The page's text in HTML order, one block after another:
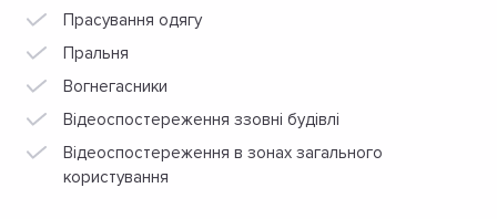
Прасування одягу
Пральня
Вогнегасники
Відеоспостереження ззовні будівлі
Відеоспостереження в зонах загального
користування